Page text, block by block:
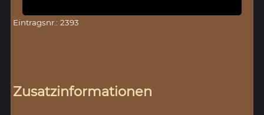
Eintragsnr.: 2393
Zusatzinformationen